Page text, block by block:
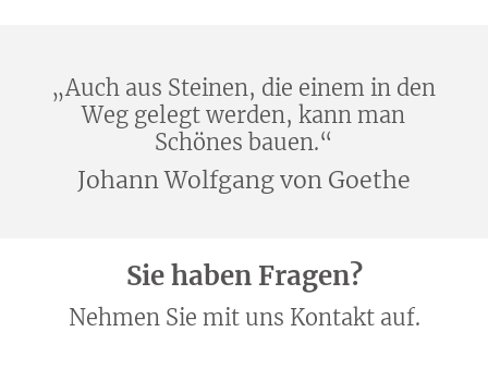
„Auch aus Steinen, die einem in den
Weg gelegt werden, kann man
Schönes bauen.“
Johann Wolfgang von Goethe
Sie haben Fragen?
Nehmen Sie mit uns Kontakt auf.